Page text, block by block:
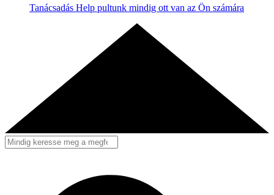
Tanácsadás Help pultunk mindig ott van az Ön számára